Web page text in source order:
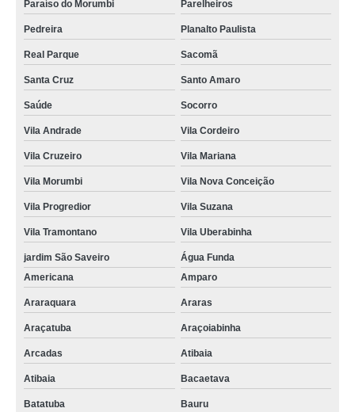
Paraíso do Morumbi Parelheiros
Pedreira Planalto Paulista
Real Parque Sacomã
Santa Cruz Santo Amaro
Saúde Socorro
Vila Andrade Vila Cordeiro
Vila Cruzeiro Vila Mariana
Vila Morumbi Vila Nova Conceição
Vila Progredior Vila Suzana
Vila Tramontano Vila Uberabinha
jardim São Saveiro
Água Funda
Americana
Amparo
Araraquara Araras
Araçatuba Araçoiabinha
Arcadas Atibaia
Atibaia Bacaetava
Batatuba Bauru